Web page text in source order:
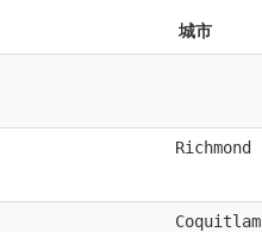
城市
Richmond
Coquitlam